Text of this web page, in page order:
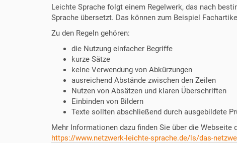
Leichte Sprache folgt einem Regelwerk, das nach
Sprache übersetzt. Das können zum Beispiel
Zu den Regeln gehören:
die Nutzung einfacher Begriffe
kurze Sätze
keine Verwendung von Abkürzungen
ausreichend Abstände zwischen den Zeilen
Nutzen von Absätzen und klaren Überschriften
Einbinden von Bildern
Texte sollten abschließend durch ausgebildete
Mehr Informationen dazu finden Sie über die Webseite
https://www.netzwerk-leichte-sprache.de/ls/das-